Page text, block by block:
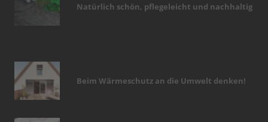
Natürlich schön, pflegeleicht und nachhaltig
Beim Wärmeschutz an die Umwelt denken!